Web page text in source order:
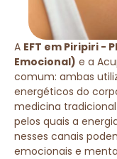
A EFT em Piripiri -
Emocional) e a
comum: ambas
energéticos do
medicina
pelos quais a
nesses canais
emocionais e